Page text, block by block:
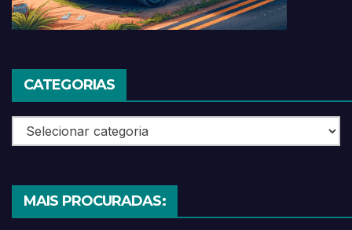
CATEGORIAS
Categorias
MAIS PROCURADAS: